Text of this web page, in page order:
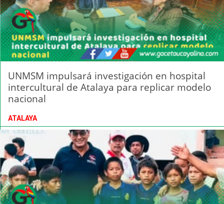
UNMSM impulsará investigación en hospital
intercultural de Atalaya para replicar modelo
nacional
ATALAYA